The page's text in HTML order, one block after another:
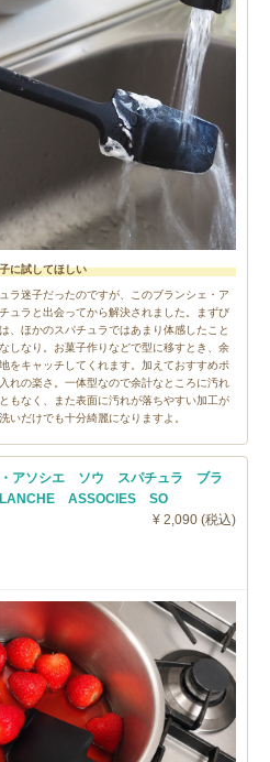
に試してほしい
ラ迷子だったのですが、このブランシェ・ア
ュラと出会ってから解決されました。まずび
、ほかのスパチュラではあまり体感したこと
しなり。お菓子作りなどで型に移すとき、余
をキャッチしてくれます。加えておすすめポ
れの楽さ。一体型なので余計なところに汚れ
もなく、また表面に汚れが落ちやすい加工が
いだけでも十分綺麗になりますよ。
・アソシエ ソウ スパチュラ ブラ
ASSOCIES SO
¥ 2,090 (税込)